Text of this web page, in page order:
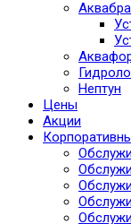
Нептун
Цены
Акции